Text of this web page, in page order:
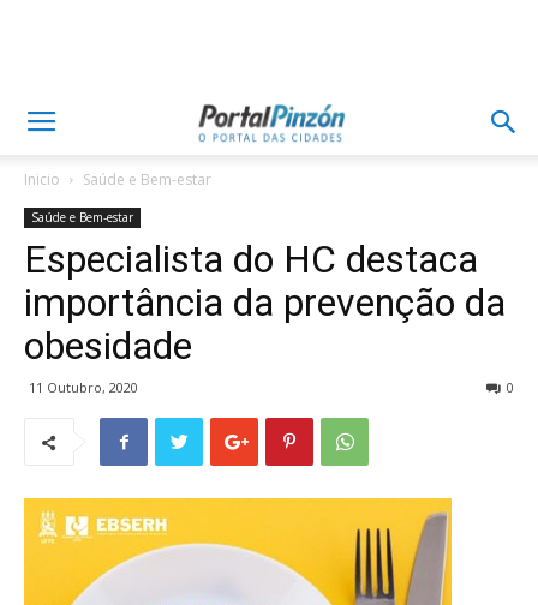
Inicio Saúde e Bem-estar
Saúde e Bem-estar
Especialista do HC destaca
importância da prevenção da
obesidade
11 Outubro, 2020 0